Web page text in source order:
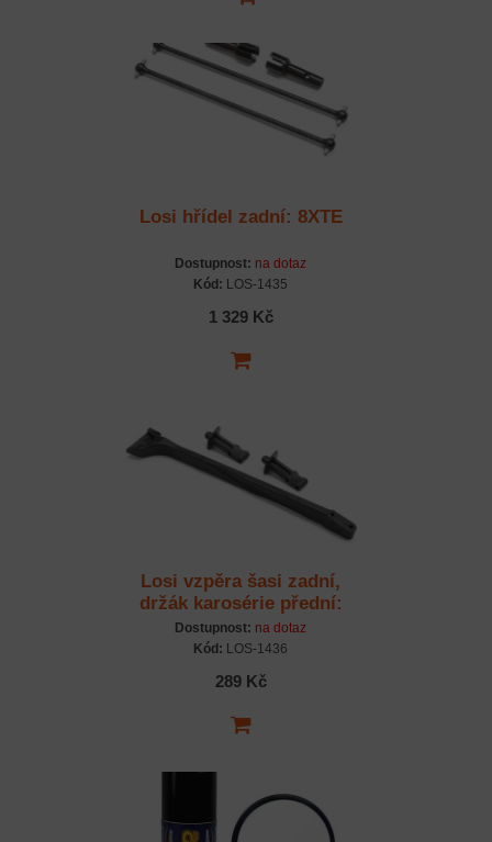
Losi hřídel zadní: 8XTE
Dostupnost: na dotaz
Kód: LOS-1435
1 329 Kč
Losi vzpěra šasi zadní,
držák karosérie přední:
8XTE
Dostupnost: na dotaz
Kód: LOS-1436
289 Kč